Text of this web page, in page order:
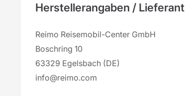
Herstellerangaben / Lieferant
Reimo Reisemobil-Center GmbH
Boschring 10
63329 Egelsbach (DE)
info@reimo.com